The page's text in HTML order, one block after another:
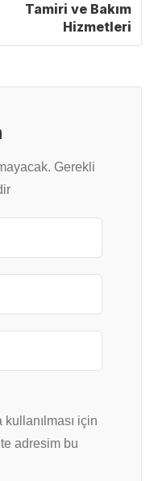
Tamiri ve Bakım
Hizmetleri
Gerekli
için
adresim bu